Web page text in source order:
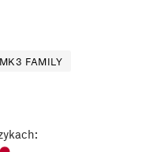
MK3 FAMILY